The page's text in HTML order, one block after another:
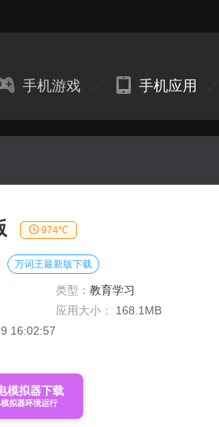
手机游戏 手机应用
974℃
万词王最新版下载
类型： 教育学习
应用大小：
168.1MB
16:02:57
模拟器下载
拟器环境运行